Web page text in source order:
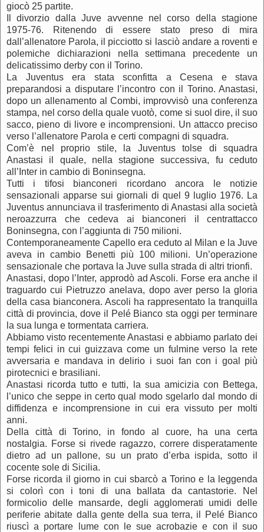
giocò 25 partite.
Il divorzio dalla Juve avvenne nel corso della stagione
1975-76. Ritenendo di essere stato preso di mira
dall’allenatore Parola, il picciotto si lasciò andare a roventi e
polemiche dichiarazioni nella settimana precedente un
delicatissimo derby con il Torino.
La Juventus era stata sconfitta a Cesena e stava
preparandosi a disputare l’incontro con il Torino. Anastasi,
dopo un allenamento al Combi, improvvisò una conferenza
stampa, nel corso della quale vuotò, come si suol dire, il suo
sacco, pieno di livore e incomprensioni. Un attacco preciso
verso l’allenatore Parola e certi compagni di squadra.
Com’è nel proprio stile, la Juventus tolse di squadra
Anastasi il quale, nella stagione successiva, fu ceduto
all’Inter in cambio di Boninsegna.
Tutti i tifosi bianconeri ricordano ancora le notizie
sensazionali apparse sui giornali di quel 9 luglio 1976. La
Juventus annunciava il trasferimento di Anastasi alla società
neroazzurra che cedeva ai bianconeri il centrattacco
Boninsegna, con l’aggiunta di 750 milioni.
Contemporaneamente Capello era ceduto al Milan e la Juve
aveva in cambio Benetti più 100 milioni. Un’operazione
sensazionale che portava la Juve sulla strada di altri trionfi.
Anastasi, dopo l’Inter, approdò ad Ascoli. Forse era anche il
traguardo cui Pietruzzo anelava, dopo aver perso la gloria
della casa bianconera. Ascoli ha rappresentato la tranquilla
città di provincia, dove il Pelé Bianco sta oggi per terminare
la sua lunga e tormentata carriera.
Abbiamo visto recentemente Anastasi e abbiamo parlato dei
tempi felici in cui guizzava come un fulmine verso la rete
avversaria e mandava in delirio i suoi fan con i goal più
pirotecnici e brasiliani.
Anastasi ricorda tutto e tutti, la sua amicizia con Bettega,
l’unico che seppe in certo qual modo sgelarlo dal mondo di
diffidenza e incomprensione in cui era vissuto per molti
anni.
Della città di Torino, in fondo al cuore, ha una certa
nostalgia. Forse si rivede ragazzo, correre disperatamente
dietro ad un pallone, su un prato d’erba ispida, sotto il
cocente sole di Sicilia.
Forse ricorda il giorno in cui sbarcò a Torino e la leggenda
si colorì con i toni di una ballata da cantastorie. Nel
formicolio delle mansarde, degli agglomerati umidi delle
periferie abitate dalla gente della sua terra, il Pelé Bianco
riuscì a portare lume con le sue acrobazie e con il suo